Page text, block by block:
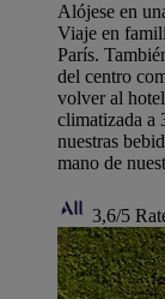
Alójese en
Viaje en
París.
del centro
volver al
climatizada a
nuestras
mano de
3,6/5